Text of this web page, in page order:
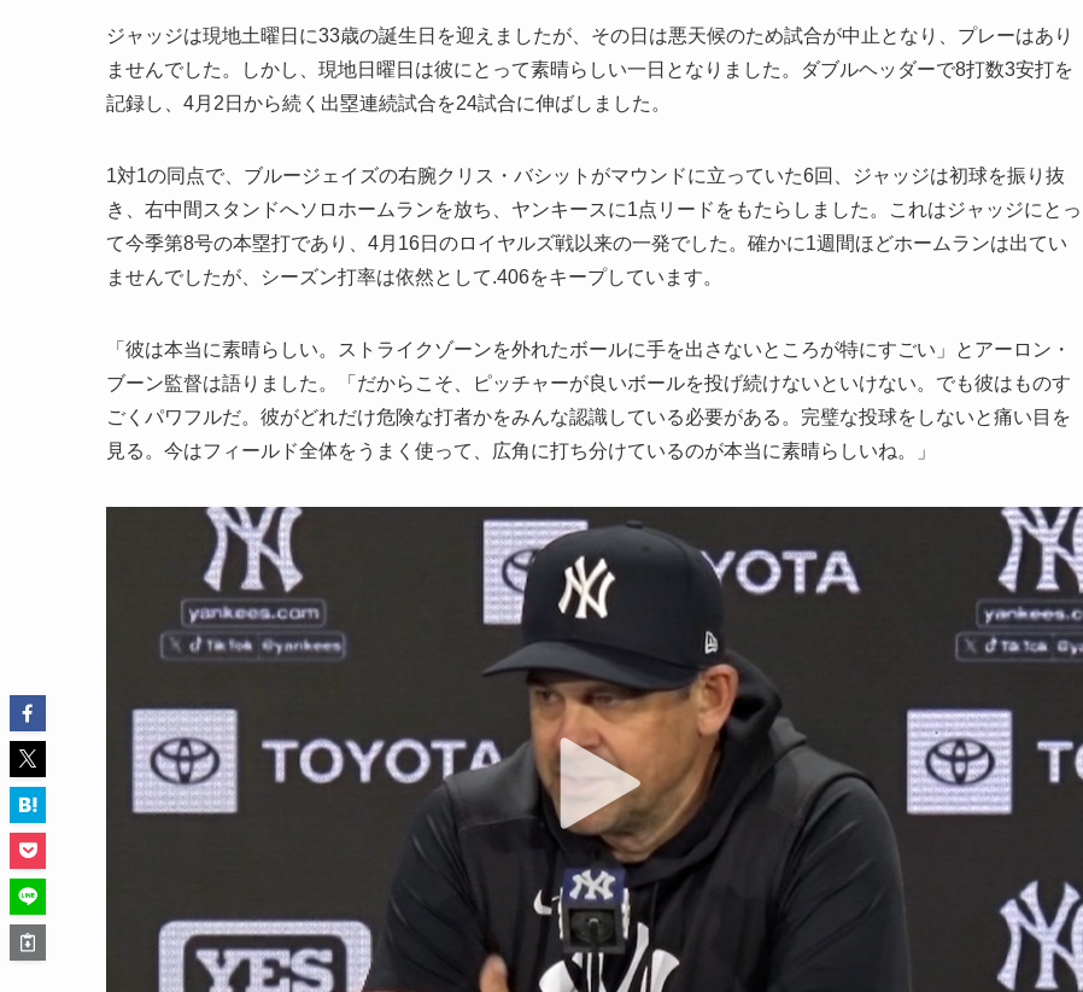
ジャッジは現地土曜日に33歳の誕生日を迎えましたが、その日は悪天候のため試合が中止となり、プレーはあり
ませんでした。しかし、現地日曜日は彼にとって素晴らしい一日となりました。ダブルヘッダーで8打数3安打を
記録し、4月2日から続く出塁連続試合を24試合に伸ばしました。
1対1の同点で、ブルージェイズの右腕クリス・バシットがマウンドに立っていた6回、ジャッジは初球を振り抜
き、右中間スタンドへソロホームランを放ち、ヤンキースに1点リードをもたらしました。これはジャッジにとっ
て今季第8号の本塁打であり、4月16日のロイヤルズ戦以来の一発でした。確かに1週間ほどホームランは出てい
ませんでしたが、シーズン打率は依然として.406をキープしています。
「彼は本当に素晴らしい。ストライクゾーンを外れたボールに手を出さないところが特にすごい」とアーロン・
ブーン監督は語りました。「だからこそ、ピッチャーが良いボールを投げ続けないといけない。でも彼はものす
ごくパワフルだ。彼がどれだけ危険な打者かをみんな認識している必要がある。完璧な投球をしないと痛い目を
見る。今はフィールド全体をうまく使って、広角に打ち分けているのが本当に素晴らしいね。」